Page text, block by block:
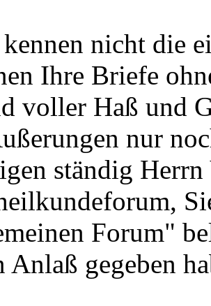
nicht die
Ihre Briefe
voller Haß und
nur
ständig
Forum"
Anlaß gegeben